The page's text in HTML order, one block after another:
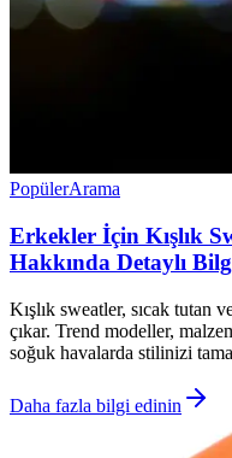
PopülerArama
Erkekler İçin Kışlık
Hakkında Detaylı
Kışlık sweatler, sıcak tutan
çıkar. Trend modeller,
soğuk havalarda stilinizi
Daha fazla bilgi edinin